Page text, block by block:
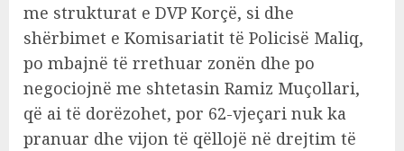
me strukturat e DVP Korçë, si dhe
shërbimet e Komisariatit të Policisë Maliq,
po mbajnë të rrethuar zonën dhe po
negociojnë me shtetasin Ramiz Muçollari,
që ai të dorëzohet, por 62-vjeçari nuk ka
pranuar dhe vijon të qëllojë në drejtim të